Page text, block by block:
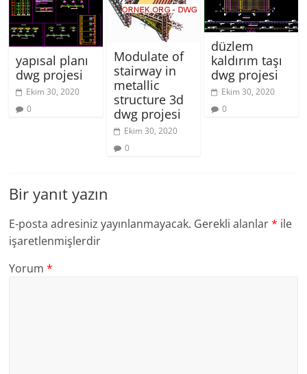
yapısal planı
dwg projesi
Ekim 30, 2020
0
Modulate of
stairway in
metallic
structure 3d
dwg projesi
Ekim 30, 2020
0
düzlem
kaldırım taşı
dwg projesi
Ekim 30, 2020
0
Bir yanıt yazın
E-posta adresiniz yayınlanmayacak. Gerekli alanlar* ile
işaretlenmişlerdir
Yorum*